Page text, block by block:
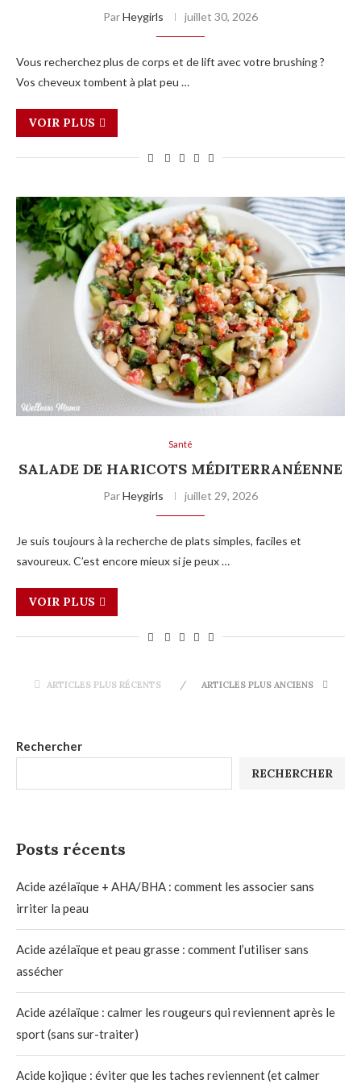
ParHeygirls juillet 30, 2026
Vous recherchez plus de corps et de lift avec votre brushing ?
Vos cheveux tombent à plat peu …
VOIR PLUS
Santé
SALADE DE HARICOTS MÉDITERRANÉENNE
ParHeygirls juillet 29, 2026
Je suis toujours à la recherche de plats simples, faciles et
savoureux. C’est encore mieux si je peux …
VOIR PLUS
ARTICLES PLUS RÉCENTS ARTICLES PLUS ANCIENS
Rechercher
RECHERCHER
Posts récents
Acide azélaïque + AHA/BHA : comment les associer sans
irriter la peau
Acide azélaïque et peau grasse : comment l’utiliser sans
assécher
Acide azélaïque : calmer les rougeurs qui reviennent après le
sport (sans sur-traiter)
Acide kojique : éviter que les taches reviennent (et calmer